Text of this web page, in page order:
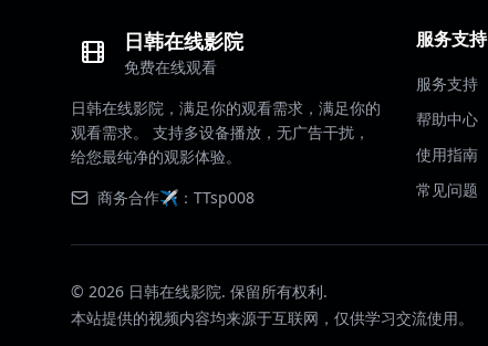
日韩在线影院
免费在线观看
日韩在线影院，满足你的观看需求，满足你的
观看需求。 支持多设备播放，无广告干扰，
给您最纯净的观影体验。
商务合作✈️：TTsp008
服务支持
服务支持
帮助中心
使用指南
常见问题
© 2026 日韩在线影院. 保留所有权利.
本站提供的视频内容均来源于互联网，仅供学习交流使用。